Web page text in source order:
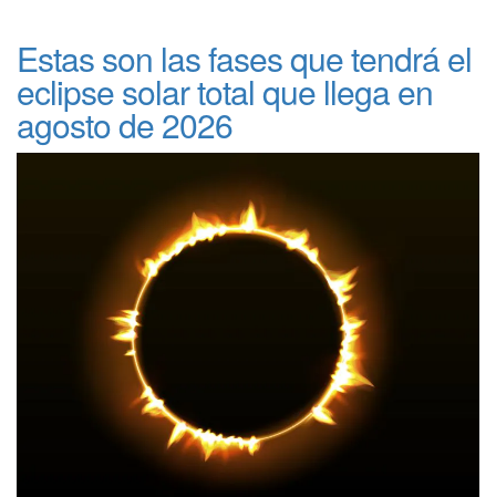
Estas son las fases que tendrá el
eclipse solar total que llega en
agosto de 2026